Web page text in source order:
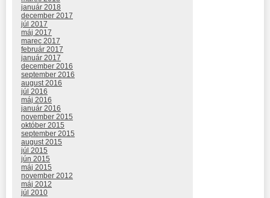
január 2018
december 2017
júl 2017
máj 2017
marec 2017
február 2017
január 2017
december 2016
september 2016
august 2016
júl 2016
máj 2016
január 2016
november 2015
október 2015
september 2015
august 2015
júl 2015
jún 2015
máj 2015
november 2012
máj 2012
júl 2010